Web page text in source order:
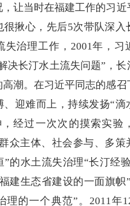
让当时在福建工作的习近
很揪心，先后5次带队深入
失治理工作，2001年，习
决长汀水土流失问题”，长
潮。在习近平同志的感召
、迎难而上，持续发扬“滴
经过一次次的摸索实验
众主体、社会参与、多策
”的水土流失治理“长汀经
建生态省建设的一面旗帜
理的一个典范”。2011年